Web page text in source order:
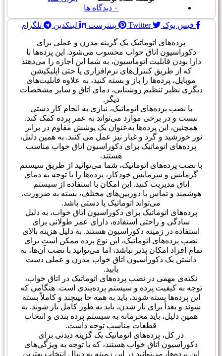
۰ دیدگاه ها
فیس بوک Twitter پینترست لینکدین تلگرام
پرده‌های اتوماتیک یک گزینه مدرن و عملی برای
دکوراسیون اتاق خواب محسوب می‌شود. این پرده‌ها با
دارا بودن قابلیت اتوماسیون، به شما این اجازه را می‌دهند
که از طریق کنترل‌های نرم‌افزاری یا حتی اپلیکیشن
موبایل، پرده‌ها را باز و بسته کنید، به علاوه قابلیت‌های
دیگری نظیر تنظیم روشنایی، دمای اتاق و سایر مشخصات
دیگر.
با نصب پرده‌های اتوماتیک، نیازی به انجام کار دستی
نیست و در برخی موارد می‌تواند به عمر پرده کمک کند.
همچنین، این پرده‌ها به‌عنوان یک پوشش مقاوم در برابر
نور خورشید و گرد و غبار نیز عمل می کنند. به همین دلیل،
پرده‌های اتوماتیک برای دکوراسیون اتاق خواب مناسب
هستند.
با نصب پرده‌های اتوماتیک، شما می‌توانید از طریق سیستم
گرمایش و سرمایش خودکار، پرده‌ها را با توجه به دمای
اتاق مدیریت کنید. این امکان با استفاده از سیستم
هوشمند و تماس با دوربین‌های مختلف، بسته به ضرورت،
می‌تواند اتوماتیک یا دستی باشد.
پرده‌های اتوماتیک برای دکوراسیون اتاق خواب، به دلیل
سادگی و راحتی استفاده، دارای عمر طولانی برای
استفاده در زمینه دکوراسیون هستند. به دلیل هزینه بالای
نصب پرده‌های اتوماتیک، این نوع پرده ممکن است برای
تمام افراد امکان پذیر نباشد، اما می‌توانید با نصب آن‌ها، به
داشتن یک دکوراسیون اتاق خواب مدرن و عملی دست
یابید.
نکته‌ی مهمی در نصب پرده‌های اتوماتیک در اتاق خواب،
توجه به کیفیت پرده و سیستم پرده‌بندی است. هنگامی که
این پرده‌ها بسته شوند، باید به همه جا بپیچند و کاملاً بسته
شوند و بعداً برای باز شدن، باید به طور کامل باز شوند. به
همین دلیل، باید محرمانه به سیستم پرده بندی و انتخاب
قطعات مناسب توجه داشت.
در کل، پرده‌های اتوماتیک یک گزینه دیدنی برای
دکوراسیون اتاق خواب هستند، که با توجه به ویژگی‌های
این پرده‌ها، می‌توانید در این زمینه به دنبال انتخاب بهترین